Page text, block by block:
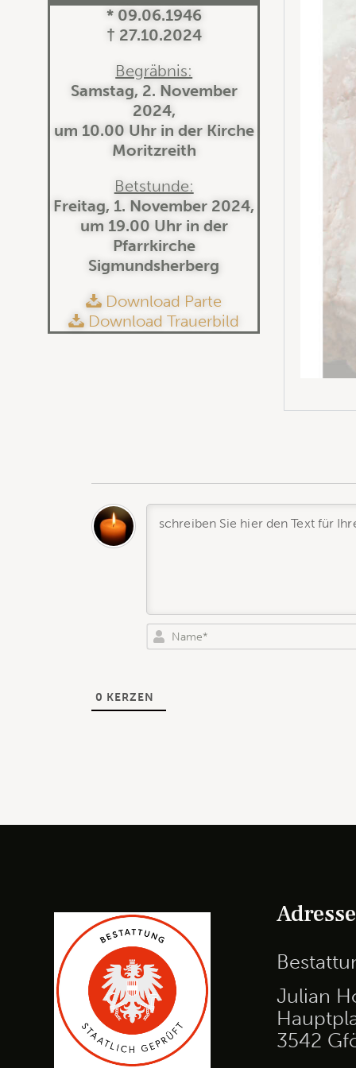
* 09.06.1946
† 27.10.2024
Begräbnis:
Samstag, 2. November
2024,
um 10.00 Uhr in der Kirche
Moritzreith
Betstunde:
Freitag, 1. November 2024,
um 19.00 Uhr in der
Pfarrkirche
Sigmundsherberg
Download Parte
Download Trauerbild
0 KERZEN
Adresse
Julian
3542